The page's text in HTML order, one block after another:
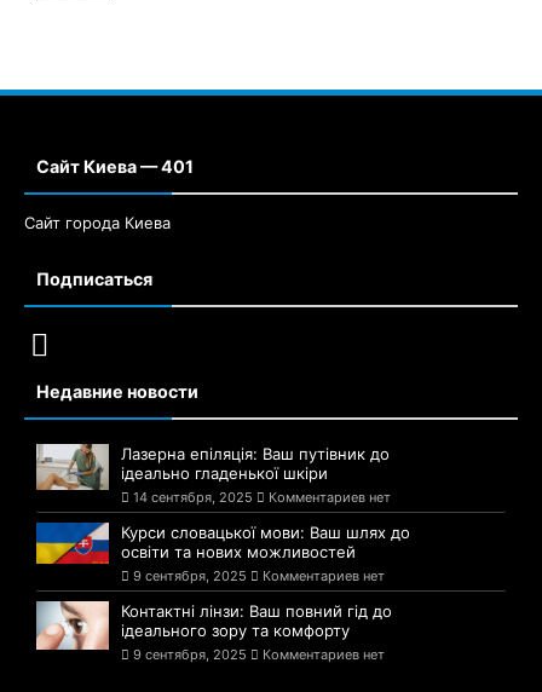
Сайт Киева — 401
Сайт города Киева
Подписаться
Недавние новости
Лазерна епіляція: Ваш путівник до
ідеально гладенької шкіри
14 сентября, 2025 Комментариев нет
Курси словацької мови: Ваш шлях до
освіти та нових можливостей
9 сентября, 2025 Комментариев нет
Контактні лінзи: Ваш повний гід до
ідеального зору та комфорту
9 сентября, 2025 Комментариев нет